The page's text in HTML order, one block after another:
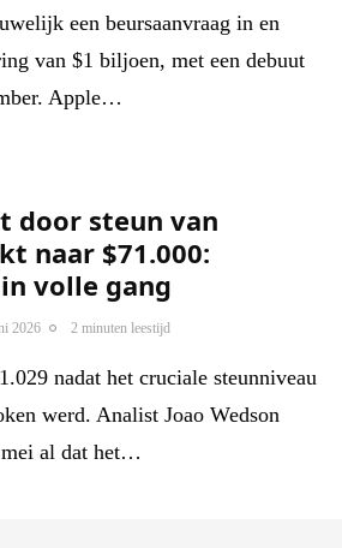
een beursaanvraag in en
van $1 biljoen, met een debuut
Apple…
door steun van
naar $71.000:
volle gang
2026 2 minuten leestijd
nadat het cruciale steunniveau
werd. Analist Joao Wedson
mei al dat het…